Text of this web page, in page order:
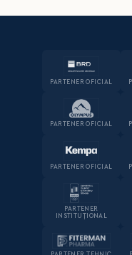
PARTENER OFICIAL
PARTENER OFICIAL
PARTENER OFICIAL
PARTENER
INSTITUȚIONAL